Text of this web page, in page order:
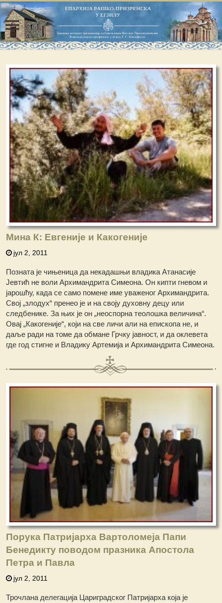
Мина К: Евгеније и Какогеније
јул 2, 2011
Позната је чињеница да некадашњи владика Атанасије
Јевтић не воли Архимандрита Симеона. Он кипти гневом и
јарошћу, када се само помене име уваженог Архимандрита.
Свој „злодух“ пренео је и на своју духовну децу или
следбенике. За њих је он „неоспорна теолошка величина“.
Овај „Какогеније“, који на све личи али на епископа не, и
даље ради на томе да обмане Грчку јавност, и да оклевета
где год стигне и Владику Артемија и Архимандрита Симеона.
Порука Патријарха Вартоломеја Папи
Бенедикту поводом празника Апостола
Петра и Павла
јул 2, 2011
Трочлана делегација Цариградског Патријарха која је